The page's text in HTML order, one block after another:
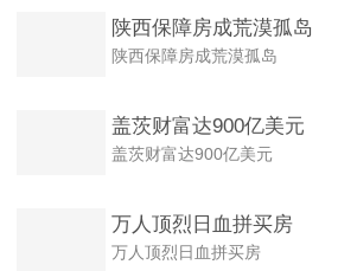
陕西保障房成荒漠孤岛
陕西保障房成荒漠孤岛
盖茨财富达900亿美元
盖茨财富达900亿美元
万人顶烈日血拼买房
万人顶烈日血拼买房